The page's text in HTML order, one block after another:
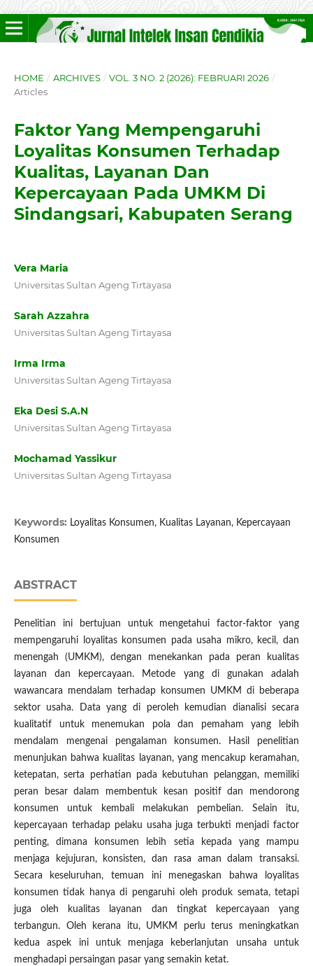
HOME / ARCHIVES / VOL. 3 NO. 2 (2026): FEBRUARI 2026 /
Articles
Faktor Yang Mempengaruhi
Loyalitas Konsumen Terhadap
Kualitas, Layanan Dan
Kepercayaan Pada UMKM Di
Sindangsari, Kabupaten Serang
Vera Maria
Universitas Sultan Ageng Tirtayasa
Sarah Azzahra
Universitas Sultan Ageng Tirtayasa
Irma Irma
Universitas Sultan Ageng Tirtayasa
Eka Desi S.A.N
Universitas Sultan Ageng Tirtayasa
Mochamad Yassikur
Universitas Sultan Ageng Tirtayasa
Keywords: Loyalitas Konsumen, Kualitas Layanan, Kepercayaan
Konsumen
ABSTRACT
Penelitian ini bertujuan untuk mengetahui factor-faktor yang
mempengaruhi loyalitas konsumen pada usaha mikro, kecil, dan
menengah (UMKM), dengan menekankan pada peran kualitas
layanan dan kepercayaan. Metode yang di gunakan adalah
wawancara mendalam terhadap konsumen UMKM di beberapa
sektor usaha. Data yang di peroleh kemudian dianalisi secara
kualitatif untuk menemukan pola dan pemaham yang lebih
mendalam mengenai pengalaman konsumen. Hasil penelitian
menunjukan bahwa kualitas layanan, yang mencakup keramahan,
ketepatan, serta perhatian pada kebutuhan pelanggan, memiliki
peran besar dalam membentuk kesan positif dan mendorong
konsumen untuk kembali melakukan pembelian. Selain itu,
kepercayaan terhadap pelaku usaha juga terbukti menjadi factor
penting, dimana konsumen lebih setia kepada yang mampu
menjaga kejujuran, konsisten, dan rasa aman dalam transaksi.
Secara keseluruhan, temuan ini menegaskan bahwa loyalitas
konsumen tidak hanya di pengaruhi oleh produk semata, tetapi
juga oleh kualitas layanan dan tingkat kepercayaan yang
terbangun. Oleh kerana itu, UMKM perlu terus meningkatkan
kedua aspek ini untuk menjaga keberlanjutan unsaha untuk
menghadapi persaingan pasar yang semakin ketat.